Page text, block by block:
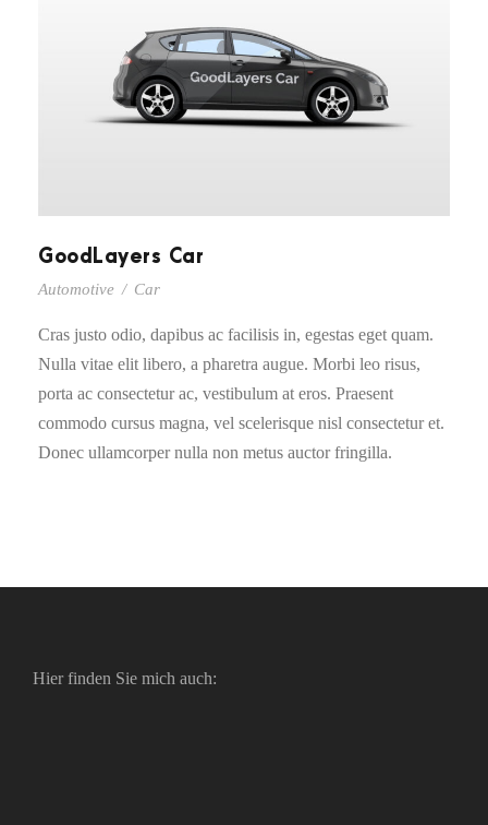
GoodLayers Car
Automotive / Car
Cras justo odio, dapibus ac facilisis in, egestas eget quam.
Nulla vitae elit libero, a pharetra augue. Morbi leo risus,
porta ac consectetur ac, vestibulum at eros. Praesent
commodo cursus magna, vel scelerisque nisl consectetur et.
Donec ullamcorper nulla non metus auctor fringilla.
Hier finden Sie mich auch: